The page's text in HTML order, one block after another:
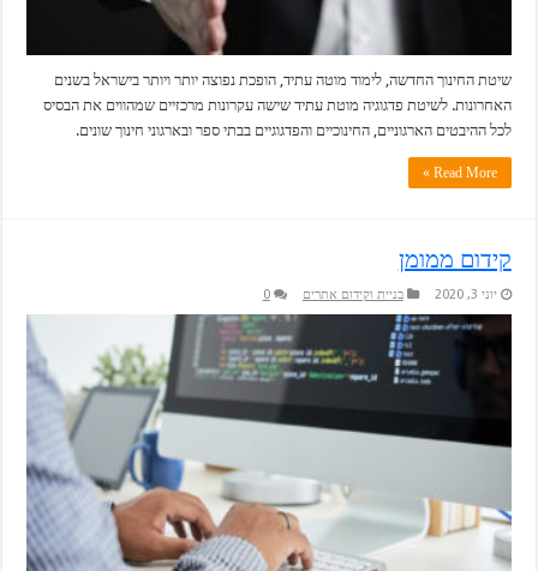
שיטת החינוך החדשה, לימוד מוטה עתיד, הופכת נפוצה יותר ויותר בישראל בשנים
האחרונות. לשיטת פדגוגיה מוטת עתיד שישה עקרונות מרכזיים שמהווים את הבסיס
לכל ההיבטים הארגוניים, החינוכיים והפדגוגיים בבתי ספר ובארגוני חינוך שונים.
Read More »
קידום ממומן
יוני 3, 2020 בניית וקידום אתרים 0